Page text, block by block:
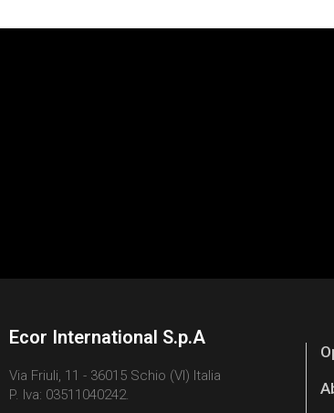
Ecor International S.p.A
Via Friuli, 11 - 36015 Schio (VI) Italia
P. Iva: 03511040242.